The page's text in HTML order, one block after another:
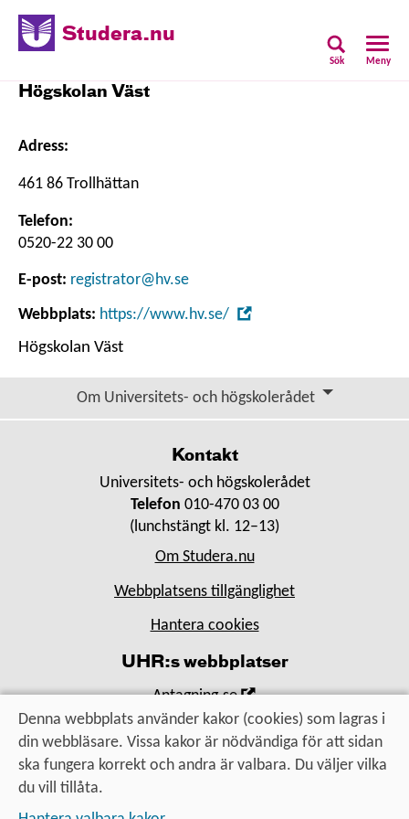
Studera.nu
Sök Meny
Högskolan Väst
Adress:
461 86 Trollhättan
Telefon:
0520-22 30 00
E-post: registrator@hv.se
Webbplats: https://www.hv.se/
nytt
fönster
Högskolan Väst
Om Universitets- och högskolerådet
Kontakt
Universitets- och högskolerådet
Telefon 010-470 03 00
(lunchstängt kl. 12–13)
Om Studera.nu
Webbplatsens tillgänglighet
Hantera cookies
UHR:s webbplatser
Antagning.se
,
Öppna
i
nytt
Universityadmissions.se
,
Öppna
i
Uhr.se
,
Utbildning, utbyte, utveckling
Denna webbplats använder kakor (cookies) som lagras i
din webbläsare. Vissa kakor är nödvändiga för att sidan
ska fungera korrekt och andra är valbara. Du väljer vilka
du vill tillåta.